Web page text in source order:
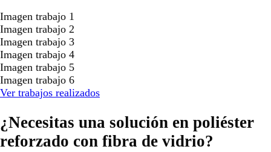
Imagen trabajo 1
Imagen trabajo 2
Imagen trabajo 3
Imagen trabajo 4
Imagen trabajo 5
Imagen trabajo 6
Ver trabajos realizados
¿Necesitas una solución en poliéster
reforzado con fibra de vidrio?